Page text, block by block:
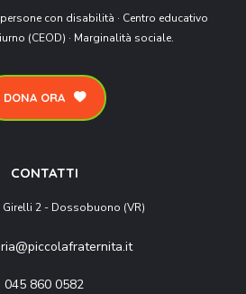
con disabilità · Centro educativo
(CEOD) · Marginalità sociale.
DONA ORA
CONTATTI
Girelli 2 - Dossobuono (VR)
045 860 0582